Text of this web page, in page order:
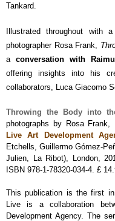
Tankard.
Illustrated throughout
photographer Rosa Frank,
a conversation with
offering insights into his
collaborators, Luca Giacomo
Throwing the Body into
photographs by Rosa
Live Art Development
Etchells, Guillermo Gómez-
Julien, La Ribot), London,
ISBN 978-1-78320-034-4. £
This publication is the first
Live is a collaboration
Development Agency. The